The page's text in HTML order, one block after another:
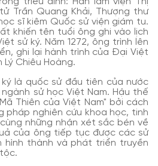
Trần Quang Khải, Thượng thư
sĩ kiêm Quốc sử viện giám tu.
khiến tên tuổi ông ghi vào lịch
sử ký. Năm 1272, ông trình lên
ghi lại hành trình của Đại Việt
Chiêu Hoàng.
là quốc sử đầu tiên của nước
sử học Việt Nam. Hậu thế
Thiên của Việt Nam" bởi cách
pháp nghiên cứu khoa học, tinh
những nhận xét sắc bén về
của ông tiếp tục được các sử
hình thành và phát triển truyền